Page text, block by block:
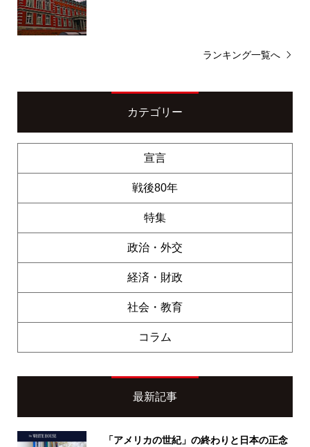
ランキング一覧へ
カテゴリー
宣言
戦後80年
特集
政治・外交
経済・財政
社会・教育
コラム
最新記事
「アメリカの世紀」の終わりと日本の正念